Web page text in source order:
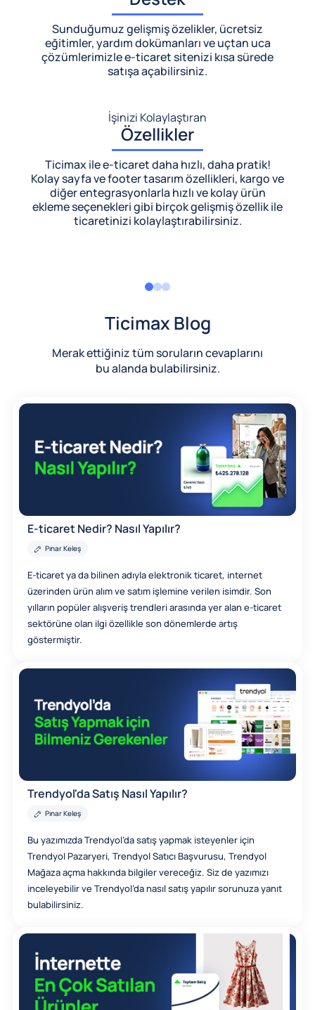
Sunduğumuz gelişmiş özelikler, ücretsiz
eğitimler, yardım dokümanları ve uçtan uca
çözümlerimizlee-ticaret sitenizi kısa sürede
satışa açabilirsiniz.
İşinizi Kolaylaştıran
Özellikler
Ticimax ile e-ticaret daha hızlı, daha pratik!
Kolay sayfa ve footer tasarım özellikleri, kargo ve
diğer entegrasyonlarla hızlı ve kolay ürün
ekleme seçenekleri gibi birçok gelişmiş özellik ile
ticaretinizi kolaylaştırabilirsiniz.
Ticimax Blog
Merak ettiğiniz tüm soruların cevaplarını
bu alanda bulabilirsiniz.
E-ticaret Nedir? Nasıl Yapılır?
Pınar Keleş
E-ticaret ya da bilinen adıyla elektronik ticaret, internet
üzerinden ürün alım ve satım işlemine verilen isimdir. Son
yılların popüler alışveriş trendleri arasında yer alan e-ticaret
sektörüne olan ilgi özellikle son dönemlerde artış
göstermiştir.
Trendyol'da Satış Nasıl Yapılır?
Pınar Keleş
Bu yazımızda Trendyol’da satış yapmak isteyenler için
Trendyol Pazaryeri, Trendyol Satıcı Başvurusu, Trendyol
Mağaza açma hakkında bilgiler vereceğiz. Siz de yazımızı
inceleyebilir ve Trendyol’da nasıl satış yapılır sorunuza yanıt
bulabilirsiniz.